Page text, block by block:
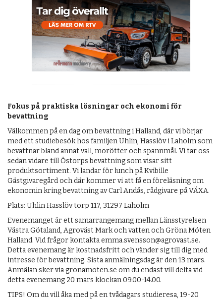
Fokus på praktiska lösningar och ekonomi för
bevattning
Välkommen på en dag om bevattning i Halland, där vi börjar
med ett studiebesök hos familjen Uhlin, Hasslöv i Laholm som
bevattnar bland annat vall, morötter och spannmål. Vi tar oss
sedan vidare till Östorps bevattning som visar sitt
produktsortiment. Vi landar för lunch på Kvibille
Gästgivaregård och där kommer vi att få en föreläsning om
ekonomin kring bevattning av Carl Andås, rådgivare på VÄXA.
Plats: Uhlin Hasslöv torp 117, 31297 Laholm
Evenemanget är ett samarrangemang mellan Länsstyrelsen
Västra Götaland, Agroväst Mark och vatten och Gröna Möten
Halland. Vid frågor kontakta emma.svensson@agrovast.se.
Detta evenemang är kostnadsfritt och vänder sig till dig med
intresse för bevattning. Sista anmälningsdag är den 13 mars.
Anmälan sker via gronamoten.se om du endast vill delta vid
detta evenemang 20 mars klockan 09.00-14.00.
TIPS! Om du vill åka med på en tvådagars studieresa, 19-20